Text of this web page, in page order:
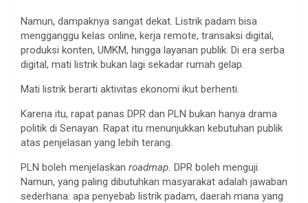
Namun, dampaknya sangat dekat. Listrik padam bisa
mengganggu kelas online, kerja remote, transaksi digital,
produksi konten, UMKM, hingga layanan publik. Di era serba
digital, mati listrik bukan lagi sekadar rumah gelap.
Mati listrik berarti aktivitas ekonomi ikut berhenti.
Karena itu, rapat panas DPR dan PLN bukan hanya drama
politik di Senayan. Rapat itu menunjukkan kebutuhan publik
atas penjelasan yang lebih terang.
PLN boleh menjelaskan roadmap. DPR boleh menguji.
Namun, yang paling dibutuhkan masyarakat adalah jawaban
sederhana: apa penyebab listrik padam, daerah mana yang